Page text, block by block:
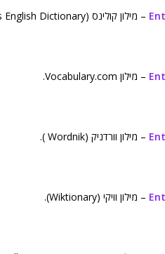
– מילון קולינס (Collins English Dictionary).
– מילון Vocabulary.com.
– מילון וורדניק (Wordnik ).
– מילון וויקי (Wiktionary).